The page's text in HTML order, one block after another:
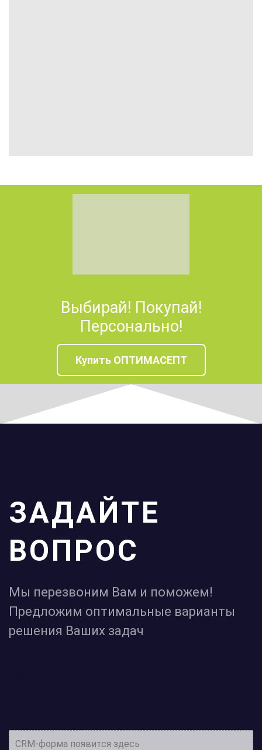
Выбирай! Покупай!
Персонально!
Купить ОПТИМАСЕПТ
ЗАДАЙТЕ
ВОПРОС
Мы перезвоним Вам и поможем!
Предложим оптимальные варианты
решения Ваших задач
CRM-форма появится здесь